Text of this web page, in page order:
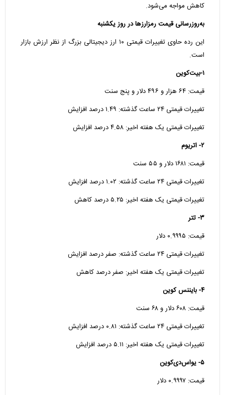
کاهش مواجه می‌شود.
به‌روزرسانی قیمت رمزارزها در روز یکشنبه
این رده حاوی تغییرات قیمتی ۱۰ ارز دیجیتالی بزرگ از نظر ارزش بازار
است.
۱-بیت‌کوین
قیمت: ۶۴ هزار و ۴۹۶ دلار و پنج سنت
تغییرات قیمتی ۲۴ ساعت گذشته: ۱.۴۹ درصد افزایش
تغییرات قیمتی یک هفته اخیر: ۴.۵۸ درصد افزایش
۲- اتریوم
قیمت: ۱۶۸۱ دلار و ۵۵ سنت
تغییرات قیمتی ۲۴ ساعت گذشته: ۱.۰۲ درصد افزایش
تغییرات قیمتی یک هفته اخیر: ۵.۲۵ درصد کاهش
۳- تتر
قیمت: ۰.۹۹۹۵ دلار
تغییرات قیمتی ۲۴ ساعت گذشته: صفر درصد افزایش
تغییرات قیمتی یک هفته اخیر: صفر درصد کاهش
۴- بایننس کوین
قیمت: ۶۰۸ دلار و ۶۸ سنت
تغییرات قیمتی ۲۴ ساعت گذشته: ۰.۸۱ درصد افزایش
تغییرات قیمتی یک هفته اخیر: ۵.۱۱ درصد افزایش
۵- یواس‌دی‌کوین
قیمت: ۰.۹۹۹۷ دلار